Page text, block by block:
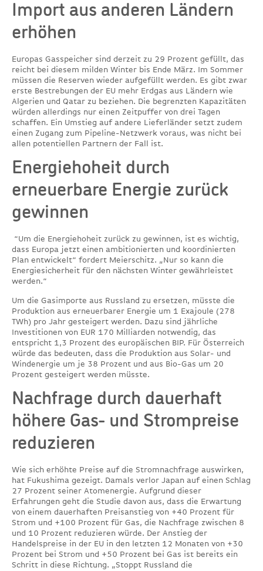
Import aus anderen Ländern
erhöhen
Europas Gasspeicher sind derzeit zu 29 Prozent gefüllt, das
reicht bei diesem milden Winter bis Ende März. Im Sommer
müssen die Reserven wieder aufgefüllt werden. Es gibt zwar
erste Bestrebungen der EU mehr Erdgas aus Ländern wie
Algerien und Qatar zu beziehen. Die begrenzten Kapazitäten
würden allerdings nur einen Zeitpuffer von drei Tagen
schaffen. Ein Umstieg auf andere Lieferländer setzt zudem
einen Zugang zum Pipeline-Netzwerk voraus, was nicht bei
allen potentiellen Partnern der Fall ist.
Energiehoheit durch
erneuerbare Energie zurück
gewinnen
“Um die Energiehoheit zurück zu gewinnen, ist es wichtig,
dass Europa jetzt einen ambitionierten und koordinierten
Plan entwickelt“ fordert Meierschitz. „Nur so kann die
Energiesicherheit für den nächsten Winter gewährleistet
werden.“
Um die Gasimporte aus Russland zu ersetzen, müsste die
Produktion aus erneuerbarer Energie um 1 Exajoule (278
TWh) pro Jahr gesteigert werden. Dazu sind jährliche
Investitionen von EUR 170 Milliarden notwendig, das
entspricht 1,3 Prozent des europäischen BIP. Für Österreich
würde das bedeuten, dass die Produktion aus Solar- und
Windenergie um je 38 Prozent und aus Bio-Gas um 20
Prozent gesteigert werden müsste.
Nachfrage durch dauerhaft
höhere Gas- und Strompreise
reduzieren
Wie sich erhöhte Preise auf die Stromnachfrage auswirken,
hat Fukushima gezeigt. Damals verlor Japan auf einen Schlag
27 Prozent seiner Atomenergie. Aufgrund dieser
Erfahrungen geht die Studie davon aus, dass die Erwartung
von einem dauerhaften Preisanstieg von +40 Prozent für
Strom und +100 Prozent für Gas, die Nachfrage zwischen 8
und 10 Prozent reduzieren würde. Der Anstieg der
Handelspreise in der EU in den letzten 12 Monaten von +30
Prozent bei Strom und +50 Prozent bei Gas ist bereits ein
Schritt in diese Richtung. „Stoppt Russland die